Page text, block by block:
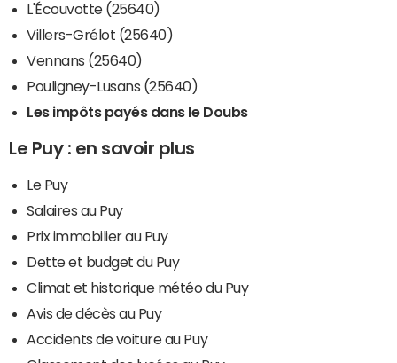
L'Écouvotte (25640)
Villers-Grélot (25640)
Vennans (25640)
Pouligney-Lusans (25640)
Les impôts payés dans le Doubs
Le Puy : en savoir plus
Le Puy
Salaires au Puy
Prix immobilier au Puy
Dette et budget du Puy
Climat et historique météo du Puy
Avis de décès au Puy
Accidents de voiture au Puy